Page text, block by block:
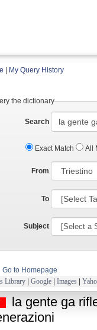
My Query History
the dictionary
Search
Exact Match All
From
To
Subject
Go to Homepage
Library | Google | Images |
la gente ga